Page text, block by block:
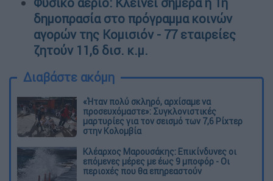
δημοπρασία στο πρόγραμμα κοινών
αγορών της Κομισιόν - 77 εταιρείες
ζητούν 11,6 δισ. κ.μ.
Διαβάστε ακόμη
«Ήταν πολύ σκληρό, αρχίσαμε να
προσευχόμαστε»: Συγκλονιστικές
μαρτυρίες για τον σεισμό των 7,6 Ρίχτερ
στην Κολομβία
Κλέαρχος Μαρουσάκης: Επικίνδυνες οι
επόμενες μέρες με έως 9 μποφόρ - Οι
περιοχές που θα επηρεαστούν